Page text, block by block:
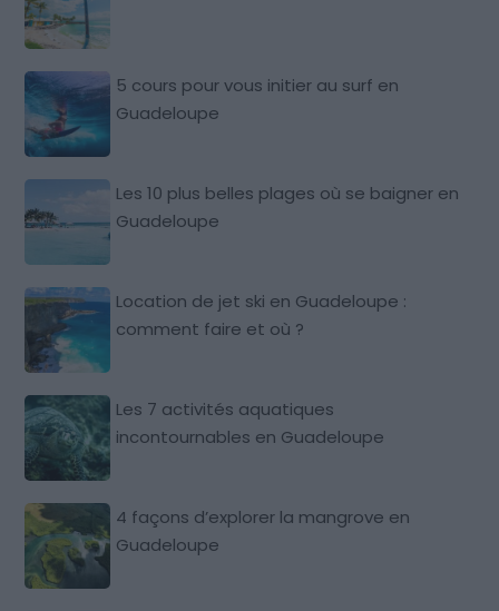
5 cours pour vous initier au surf en
Guadeloupe
Les 10 plus belles plages où se baigner en
Guadeloupe
Location de jet ski en Guadeloupe :
comment faire et où ?
Les 7 activités aquatiques
incontournables en Guadeloupe
4 façons d’explorer la mangrove en
Guadeloupe